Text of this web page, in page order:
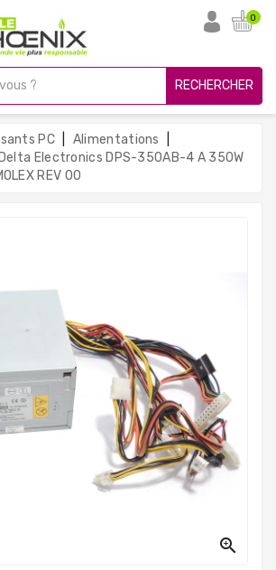
0
RECHERCHER
PC
Alimentations
Electronics DPS-350AB-4 A 350W
REV 00
